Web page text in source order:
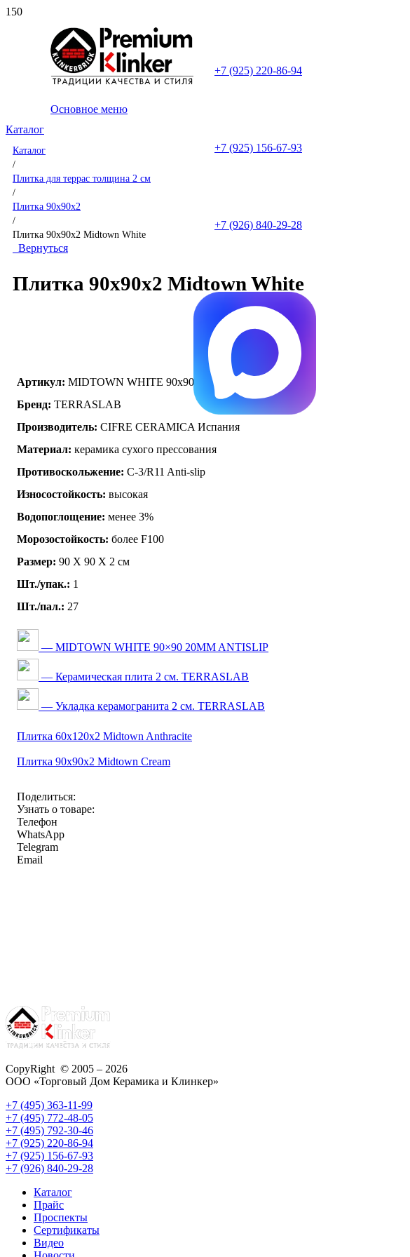
+7 (925) 220-86-94
+7 (925) 156-67-93
+7 (926) 840-29-28
Основное меню
Каталог
Каталог
/
Плитка для террас толщина 2 см
/
Плитка 90x90x2
/
Плитка 90x90x2 Midtown White
Вернуться
Плитка 90x90x2 Midtown White
Артикул: MIDTOWN WHITE 90x90x2
Бренд: TERRASLAB
Производитель: CIFRE CERAMICA Испания
Материал: керамика сухого прессования
Противоскольжение: C-3/R11 Anti-slip
Износостойкость: высокая
Водопоглощение: менее 3%
Морозостойкость: более F100
Размер: 90 Х 90 Х 2 см
Шт./упак.: 1
Шт./пал.: 27
— MIDTOWN WHITE 90×90 20MM ANTISLIP
— Керамическая плита 2 см. TERRASLAB
— Укладка керамогранита 2 см. TERRASLAB
Плитка 60x120x2 Midtown Anthracite
Плитка 90x90x2 Midtown Cream
Поделиться:
Узнать о товаре:
Телефон
WhatsApp
Telegram
Email
CopyRight © 2005 – 2026
ООО «Торговый Дом Керамика и Клинкер»
+7 (495) 363-11-99
+7 (495) 772-48-05
+7 (495) 792-30-46
+7 (925) 220-86-94
+7 (925) 156-67-93
+7 (926) 840-29-28
Каталог
Прайс
Проспекты
Сертификаты
Видео